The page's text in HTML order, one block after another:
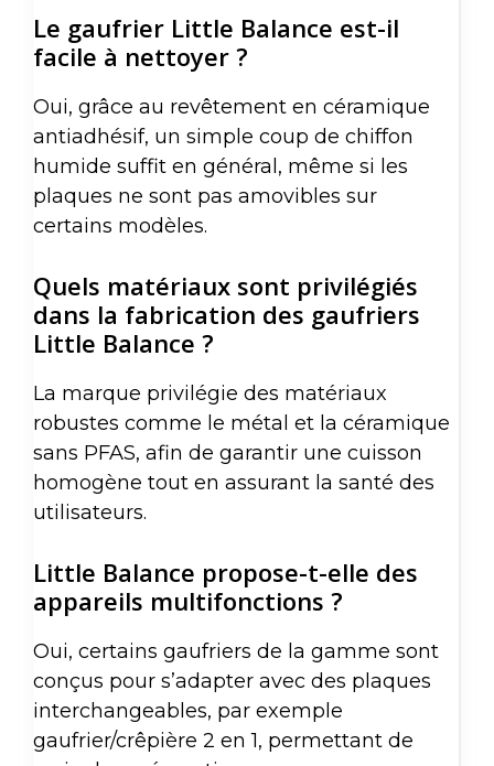
Le gaufrier Little Balance est-il
facile à nettoyer ?
Oui, grâce au revêtement en céramique
antiadhésif, un simple coup de chiffon
humide suffit en général, même si les
plaques ne sont pas amovibles sur
certains modèles.
Quels matériaux sont privilégiés
dans la fabrication des gaufriers
Little Balance ?
La marque privilégie des matériaux
robustes comme le métal et la céramique
sans PFAS, afin de garantir une cuisson
homogène tout en assurant la santé des
utilisateurs.
Little Balance propose-t-elle des
appareils multifonctions ?
Oui, certains gaufriers de la gamme sont
conçus pour s’adapter avec des plaques
interchangeables, par exemple
gaufrier/crêpière 2 en 1, permettant de